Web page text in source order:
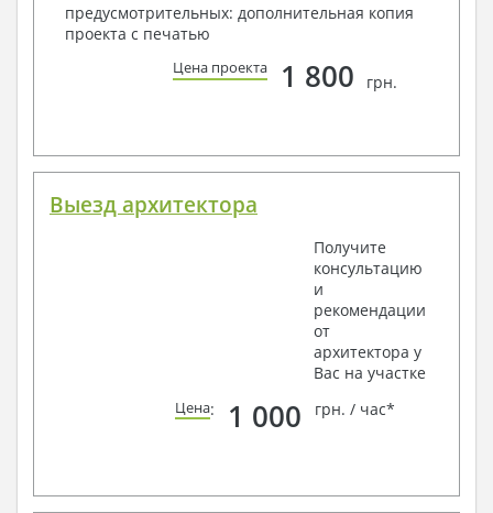
предусмотрительных: дополнительная копия
проекта с печатью
Цена проекта 1 800 грн.
Выезд архитектора
Получите
консультацию
и
рекомендации
от
архитектора у
Вас на участке
Цена: 1 000 грн. / час*